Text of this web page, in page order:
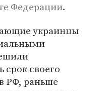
Федерации.
украинцы
срок своего
РФ, раньше